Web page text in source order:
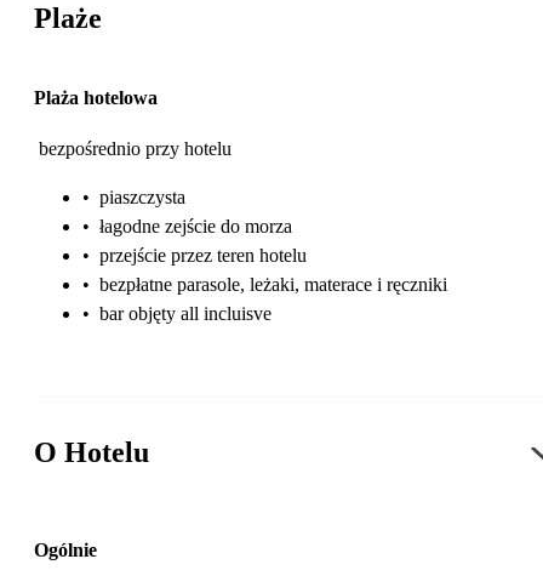
Plaże
Plaża hotelowa
bezpośrednio przy hotelu
• piaszczysta
• łagodne zejście do morza
• przejście przez teren hotelu
• bezpłatne parasole, leżaki, materace i ręczniki
• bar objęty all incluisve
O Hotelu
Ogólnie